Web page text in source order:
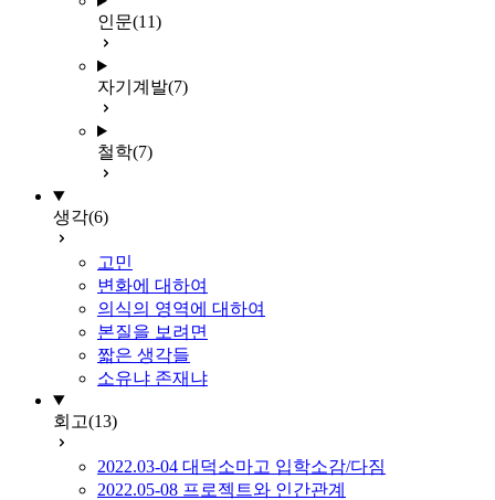
인문(11)
자기계발(7)
철학(7)
생각(6)
고민
변화에 대하여
의식의 영역에 대하여
본질을 보려면
짧은 생각들
소유냐 존재냐
회고(13)
2022.03-04 대덕소마고 입학소감/다짐
2022.05-08 프로젝트와 인간관계